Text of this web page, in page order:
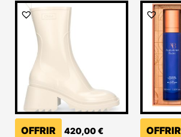
OFFRIR 420,00€ OFFRIR